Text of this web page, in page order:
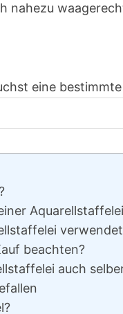
nahezu
eine
beachten?
auch